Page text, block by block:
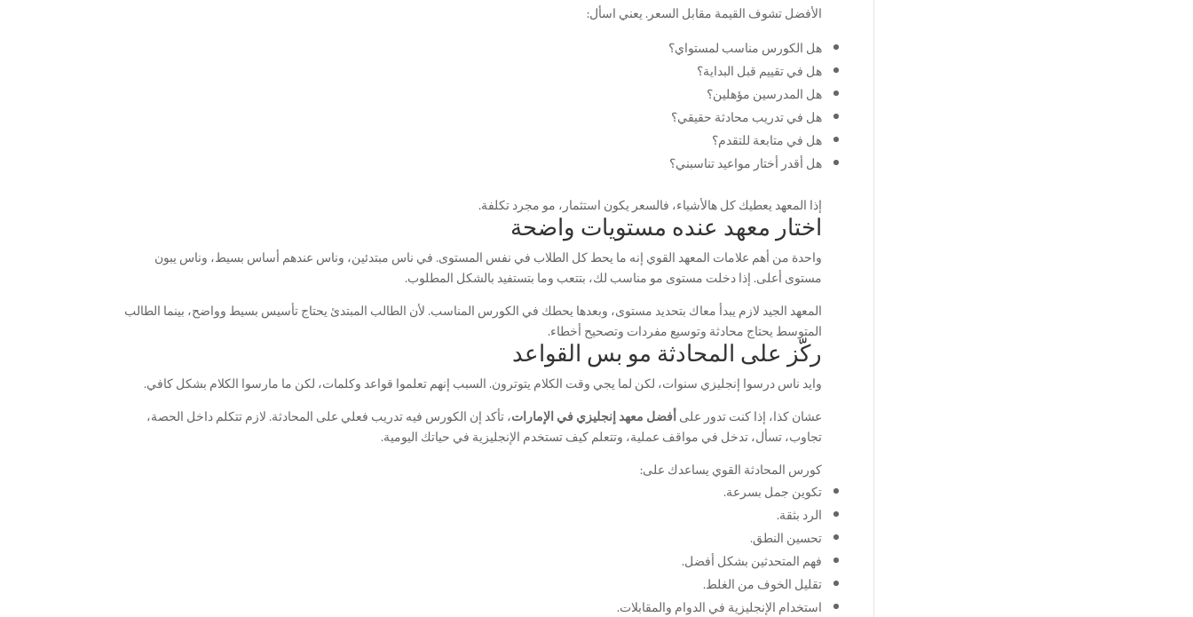
الأفضل تشوف القيمة مقابل السعر. يعني اسأل:
هل الكورس مناسب لمستواي؟
هل في تقييم قبل البداية؟
هل المدرسين مؤهلين؟
هل في تدريب محادثة حقيقي؟
هل في متابعة للتقدم؟
هل أقدر أختار مواعيد تناسبني؟
إذا المعهد يعطيك كل هالأشياء، فالسعر يكون استثمار، مو مجرد تكلفة.
اختار معهد عنده مستويات واضحة
واحدة من أهم علامات المعهد القوي إنه ما يحط كل الطلاب في نفس المستوى. في ناس مبتدئين، وناس عندهم أساس بسيط، وناس يبون
مستوى أعلى. إذا دخلت مستوى مو مناسب لك، بتتعب وما بتستفيد بالشكل المطلوب.
المعهد الجيد لازم يبدأ معاك بتحديد مستوى، وبعدها يحطك في الكورس المناسب. لأن الطالب المبتدئ يحتاج تأسيس بسيط وواضح، بينما الطالب
المتوسط يحتاج محادثة وتوسيع مفردات وتصحيح أخطاء.
ركّز على المحادثة مو بس القواعد
وايد ناس درسوا إنجليزي سنوات، لكن لما يجي وقت الكلام يتوترون. السبب إنهم تعلموا قواعد وكلمات، لكن ما مارسوا الكلام بشكل كافي.
عشان كذا، إذا كنت تدور علىأفضل معهد إنجليزي في الإمارات، تأكد إن الكورس فيه تدريب فعلي على المحادثة. لازم تتكلم داخل الحصة،
تجاوب، تسأل، تدخل في مواقف عملية، وتتعلم كيف تستخدم الإنجليزية في حياتك اليومية.
كورس المحادثة القوي يساعدك على:
تكوين جمل بسرعة.
الرد بثقة.
تحسين النطق.
فهم المتحدثين بشكل أفضل.
تقليل الخوف من الغلط.
استخدام الإنجليزية في الدوام والمقابلات.